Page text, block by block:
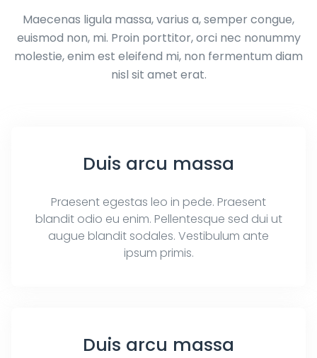
Maecenas ligula massa, varius a, semper congue,
euismod non, mi. Proin porttitor, orci nec nonummy
molestie, enim est eleifend mi, non fermentum diam
nisl sit amet erat.
Duis arcu massa
Praesent egestas leo in pede. Praesent
blandit odio eu enim. Pellentesque sed dui ut
augue blandit sodales. Vestibulum ante
ipsum primis.
Duis arcu massa